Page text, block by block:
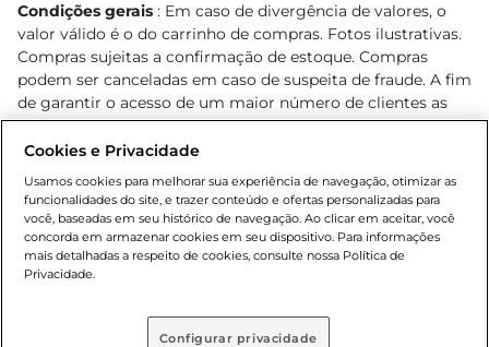
Condições gerais : Em caso de divergência de valores, o
valor válido é o do carrinho de compras. Fotos ilustrativas.
Compras sujeitas a confirmação de estoque. Compras
podem ser canceladas em caso de suspeita de fraude. A fim
de garantir o acesso de um maior número de clientes as
nossas promoções, a compra de produtos com preços
promocionais poderá ter sua quantidade limitada por
cliente. Os preços, ofertas e condições são exclusivos para
o e-commerce e válidos durante o dia de hoje, podendo
sofrer alterações sem prévia notificação. Proibida a venda
de bebidas alcoólicas para menores de 18 anos, conforme
Lei n.º 8069/90, art. 81, inciso II (Estatuto da Criança e do
prévio. O valor mínimo para as compras on-line é de R$
Cookies e Privacidade
Usamos cookies para melhorar sua experiência de navegação, otimizar as
funcionalidades do site, e trazer conteúdo e ofertas personalizadas para
você, baseadas em seu histórico de navegação. Ao clicar em aceitar, você
concorda em armazenar cookies em seu dispositivo. Para informações
mais detalhadas a respeito de cookies, consulte nossa Política de
Privacidade.
Configurar privacidade